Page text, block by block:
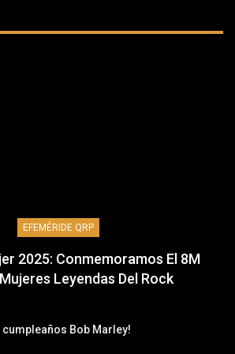
EFEMÉRIDE QRP
2025: Conmemoramos El 8M
Leyendas Del Rock
cumpleaños Bob Marley!